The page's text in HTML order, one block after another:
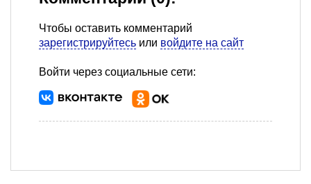
Чтобы оставить комментарий
зарегистрируйтесь или войдите на сайт
Войти через социальные сети: